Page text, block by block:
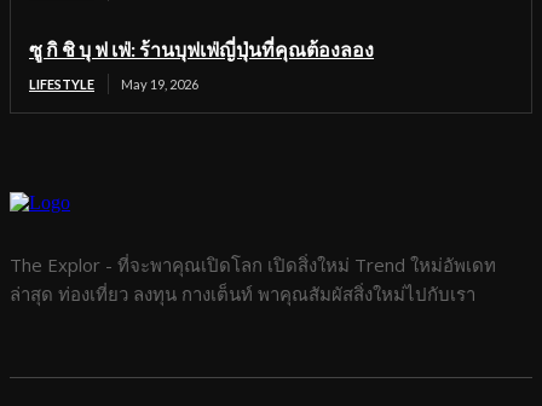
ซู กิ ชิ บุ ฟ เฟ่: ร้านบุฟเฟ่ญี่ปุ่นที่คุณต้องลอง
LIFESTYLE May 19, 2026
The Explor - ที่จะพาคุณเปิดโลก เปิดสิ่งใหม่ Trend ใหม่อัพเดท
ล่าสุด ท่องเที่ยว ลงทุน กางเต็นท์ พาคุณสัมผัสสิ่งใหม่ไปกับเรา